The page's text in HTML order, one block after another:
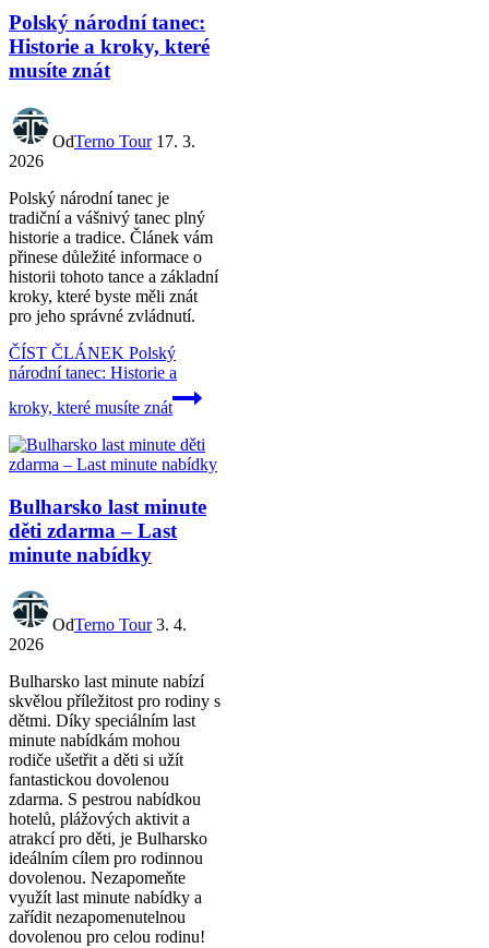
Polský národní tanec:
Historie a kroky, které
musíte znát
OdTerno Tour 17. 3.
2026
Polský národní tanec je
tradiční a vášnivý tanec plný
historie a tradice. Článek vám
přinese důležité informace o
historii tohoto tance a základní
kroky, které byste měli znát
pro jeho správné zvládnutí.
ČÍST ČLÁNEK Polský
národní tanec: Historie a
kroky, které musíte znát
Bulharsko last minute
děti zdarma – Last
minute nabídky
OdTerno Tour 3. 4.
2026
Bulharsko last minute nabízí
skvělou příležitost pro rodiny s
dětmi. Díky speciálním last
minute nabídkám mohou
rodiče ušetřit a děti si užít
fantastickou dovolenou
zdarma. S pestrou nabídkou
hotelů, plážových aktivit a
atrakcí pro děti, je Bulharsko
ideálním cílem pro rodinnou
dovolenou. Nezapomeňte
využít last minute nabídky a
zařídit nezapomenutelnou
dovolenou pro celou rodinu!